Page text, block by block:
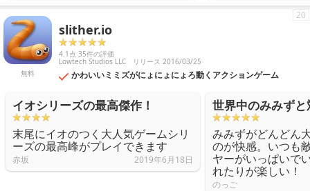
無料
slither.io
4.1点 35件の評価
Lowtech Studios LLC リリース 2016/03/25
かわいいミミズがにょにょにょろ動くアクションゲーム
20
イオシリーズの最高傑作！
末尾にイオのつく大人気ゲームシリ
ーズの最高峰がプレイできます
赤坂 2019年6月18日
世界中のみみずと
みみずがどんどん
のが快感。いつも
ヤーがいっぱいで
れたりが楽しい！
のっご